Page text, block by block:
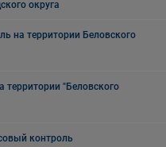
округа
на территории Беловского
"Беловского
контроль